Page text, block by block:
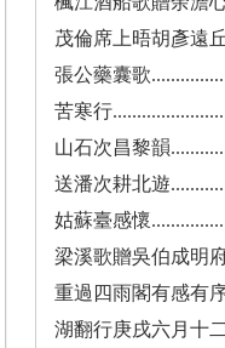
茂倫席上晤胡彥遠
張公藥囊歌
苦寒行
山石次昌黎韻
送潘次耕北遊
姑蘇臺感懷
梁溪歌贈吳伯成明
重過四雨閣有感有序
湖翻行庚戌六月十二